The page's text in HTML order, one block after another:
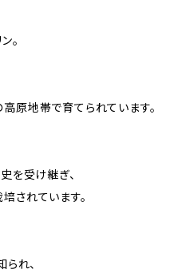
。
原地帯で育てられています。
を受け継ぎ、
されています。
られ、